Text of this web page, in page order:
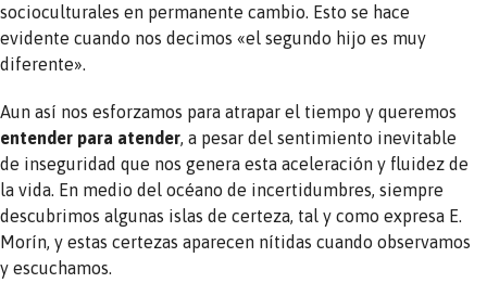
socioculturales en permanente cambio. Esto se hace
evidente cuando nos decimos «el segundo hijo es muy
diferente».
Aun así nos esforzamos para atrapar el tiempo y queremos
entender para atender , a pesar del sentimiento inevitable
de inseguridad que nos genera esta aceleración y fluidez de
la vida. En medio del océano de incertidumbres, siempre
descubrimos algunas islas de certeza, tal y como expresa E.
Morín, y estas certezas aparecen nítidas cuando observamos
y escuchamos.